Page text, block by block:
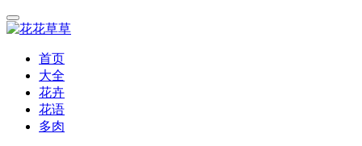
首页
大全
花卉
花语
多肉